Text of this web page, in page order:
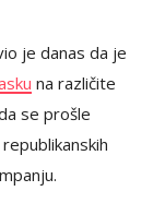
je danas da je
na različite
se prošle